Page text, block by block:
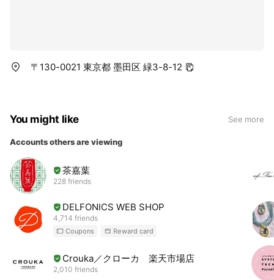
〒130-0021 東京都 墨田区 緑3-8-12
You might like See more
Accounts others are viewing
茶嘉葉
228 friends
DELFONICS WEB SHOP
4,714 friends
Coupons Reward card
Crouka／クローカ 楽天市場店
2,010 friends